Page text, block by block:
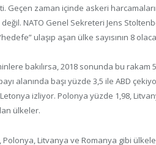
Geçen zaman içinde askeri
NATO Genel Sekreteri Jens
ulaşıp aşan ülke sayısının 8
bakılırsa, 2018 sonunda bu rakam
alanında başı yüzde 3,5 ile ABD
izliyor. Polonya yüzde 1,98,
ülkeler.
Polonya, Litvanya ve Romanya gibi